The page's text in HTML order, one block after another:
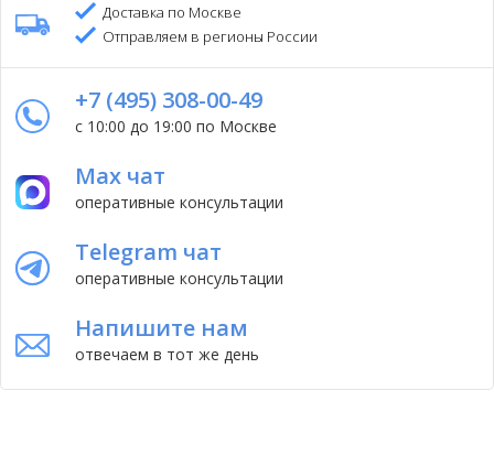
Доставка по Москве
Отправляем в регионы России
+7 (495) 308-00-49
с 10:00 до 19:00 по Москве
Max чат
оперативные консультации
Telegram чат
оперативные консультации
Напишите нам
отвечаем в тот же день